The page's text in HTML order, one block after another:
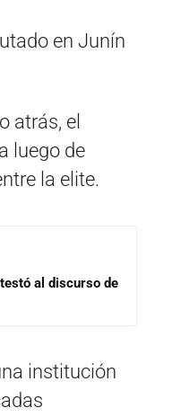
en Junín
atrás, el
luego de
la elite.
al discurso de
institución